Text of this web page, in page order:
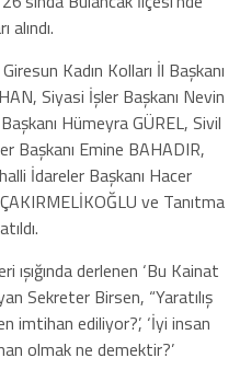
Kadın Kolları İl Başkanı
Siyasi İşler Başkanı Nevin
Hümeyra GÜREL, Sivil
Başkanı Emine BAHADIR,
İdareler Başkanı Hacer
ve Tanıtma
ışığında derlenen ‘Bu Kainat
Sekreter Birsen, “Yaratılış
imtihan ediliyor?’, ‘İyi insan
olmak ne demektir?’